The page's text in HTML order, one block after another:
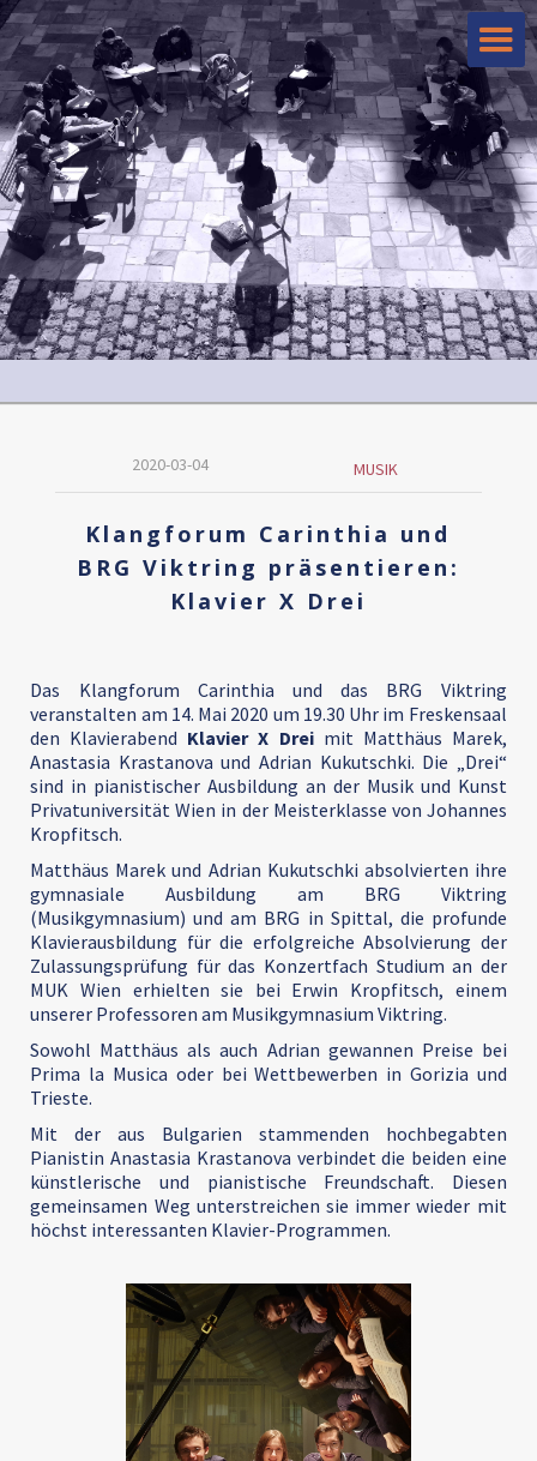
2020-03-04 MUSIK
Klangforum Carinthia und
BRG Viktring präsentieren:
Klavier X Drei
Das Klangforum Carinthia und das BRG Viktring
veranstalten am 14. Mai 2020 um 19.30 Uhr im Freskensaal
den Klavierabend Klavier X Drei mit Matthäus Marek,
Anastasia Krastanova und Adrian Kukutschki. Die „Drei“
sind in pianistischer Ausbildung an der Musik und Kunst
Privatuniversität Wien in der Meisterklasse von Johannes
Kropfitsch.
Matthäus Marek und Adrian Kukutschki absolvierten ihre
gymnasiale Ausbildung am BRG Viktring
(Musikgymnasium) und am BRG in Spittal, die profunde
Klavierausbildung für die erfolgreiche Absolvierung der
Zulassungsprüfung für das Konzertfach Studium an der
MUK Wien erhielten sie bei Erwin Kropfitsch, einem
unserer Professoren am Musikgymnasium Viktring.
Sowohl Matthäus als auch Adrian gewannen Preise bei
Prima la Musica oder bei Wettbewerben in Gorizia und
Trieste.
Mit der aus Bulgarien stammenden hochbegabten
Pianistin Anastasia Krastanova verbindet die beiden eine
künstlerische und pianistische Freundschaft. Diesen
gemeinsamen Weg unterstreichen sie immer wieder mit
höchst interessanten Klavier-Programmen.